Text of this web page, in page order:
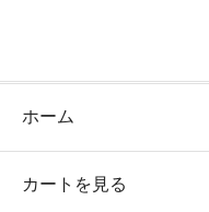
ホーム
カートを見る